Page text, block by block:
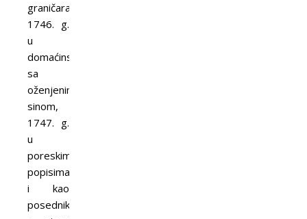
graničara,
1746. g.
u
domaćinstvu
sa
oženjenim
sinom,
1747. g.
u
poreskim
popisima
i kao
posednik